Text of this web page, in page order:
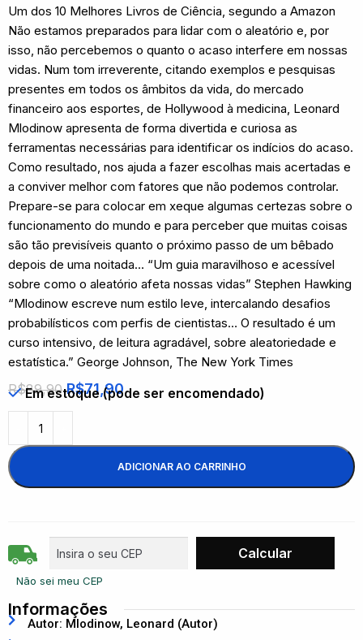
Um dos 10 Melhores Livros de Ciência, segundo a Amazon
Não estamos preparados para lidar com o aleatório e, por
isso, não percebemos o quanto o acaso interfere em nossas
vidas. Num tom irreverente, citando exemplos e pesquisas
presentes em todos os âmbitos da vida, do mercado
financeiro aos esportes, de Hollywood à medicina, Leonard
Mlodinow apresenta de forma divertida e curiosa as
ferramentas necessárias para identificar os indícios do acaso.
Como resultado, nos ajuda a fazer escolhas mais acertadas e
a conviver melhor com fatores que não podemos controlar.
Prepare-se para colocar em xeque algumas certezas sobre o
funcionamento do mundo e para perceber que muitas coisas
são tão previsíveis quanto o próximo passo de um bêbado
depois de uma noitada… “Um guia maravilhoso e acessível
sobre como o aleatório afeta nossas vidas” Stephen Hawking
“Mlodinow escreve num estilo leve, intercalando desafios
probabilísticos com perfis de cientistas… O resultado é um
curso intensivo, de leitura agradável, sobre aleatoriedade e
estatística.” George Johnson, The New York Times
R$89,90 R$71,90
Em estoque (pode ser encomendado)
ADICIONAR AO CARRINHO
Não sei meu CEP
Informações
Autor: Mlodinow, Leonard (Autor)